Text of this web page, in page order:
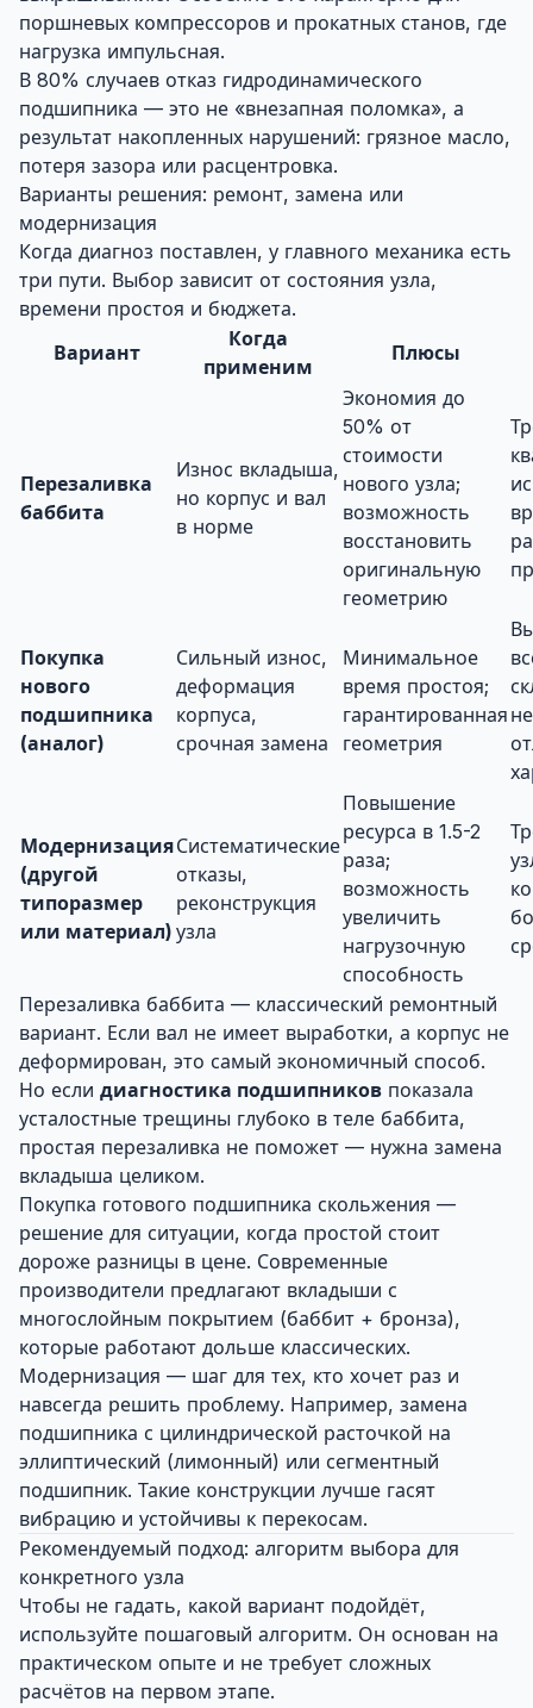
поршневых компрессоров и прокатных станов, где
нагрузка импульсная.
В 80% случаев отказ гидродинамического
подшипника — это не «внезапная поломка», а
результат накопленных нарушений: грязное масло,
потеря зазора или расцентровка.
Варианты решения: ремонт, замена или
модернизация
Когда диагноз поставлен, у главного механика есть
три пути. Выбор зависит от состояния узла,
времени простоя и бюджета.
Вариант
Когда
применим
Плюсы
Перезаливка
баббита
Износ вкладыша,
но корпус и вал
в норме
Экономия до
50% от
стоимости
нового узла;
возможность
восстановить
оригинальную
геометрию
Покупка
нового
подшипника
(аналог)
Сильный износ,
деформация
корпуса,
срочная замена
Минимальное
время простоя;
гарантированная
геометрия
Модернизация
(другой
типоразмер
или материал)
Систематические
отказы,
реконструкция
узла
Повышение
ресурса в 1.5-2
раза;
возможность
увеличить
нагрузочную
способность
Перезаливка баббита — классический ремонтный
вариант. Если вал не имеет выработки, а корпус не
деформирован, это самый экономичный способ.
Но если диагностика подшипников показала
усталостные трещины глубоко в теле баббита,
простая перезаливка не поможет — нужна замена
вкладыша целиком.
Покупка готового подшипника скольжения —
решение для ситуации, когда простой стоит
дороже разницы в цене. Современные
производители предлагают вкладыши с
многослойным покрытием (баббит + бронза),
которые работают дольше классических.
Модернизация — шаг для тех, кто хочет раз и
навсегда решить проблему. Например, замена
подшипника с цилиндрической расточкой на
эллиптический (лимонный) или сегментный
подшипник. Такие конструкции лучше гасят
вибрацию и устойчивы к перекосам.
Рекомендуемый подход: алгоритм выбора для
конкретного узла
Чтобы не гадать, какой вариант подойдёт,
используйте пошаговый алгоритм. Он основан на
практическом опыте и не требует сложных
расчётов на первом этапе.